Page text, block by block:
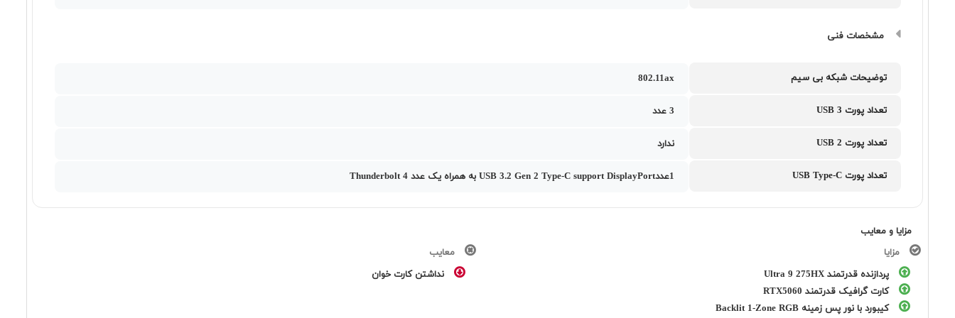
مشخصات فنی
توضیحات شبکه بی سیم 802.11ax
تعداد پورت USB 3 3 عدد
تعداد پورت USB 2 ندارد
تعداد پورت USB Type-C 1عددUSB 3.2 Gen 2 Type-C support DisplayPort به همراه یک عدد Thunderbolt 4
مزایا و معایب
مزایا
پردازنده قدرتمند Ultra 9 275HX
کارت گرافیک قدرتمند RTX5060
کیبورد با نور پس زمینه Backlit 1-Zone RGB
معایب
نداشتن کارت خوان